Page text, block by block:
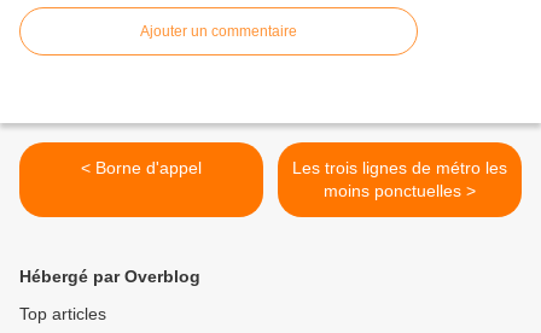
Ajouter un commentaire
< Borne d'appel
Les trois lignes de métro les
moins ponctuelles >
Hébergé par Overblog
Top articles